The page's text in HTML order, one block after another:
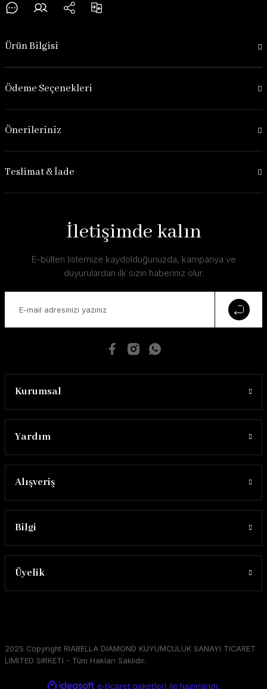
Ürün Bilgisi
Ödeme Seçenekleri
Önerileriniz
Teslimat & İade
İletişimde kalın
E-bülten listemize kaydolduğunuzda, kampanya ve
duyurulardan ilk sizin haberiniz olur.
Kurumsal
Yardım
Alışveriş
Bilgi
Üyelik
2025 Copyright RIABELLA DIAMOND KUYUMCULUK SANAYI TICARET
LIMITED SIRKETI - Tüm Hakları Saklıdır.
ideasoft e-